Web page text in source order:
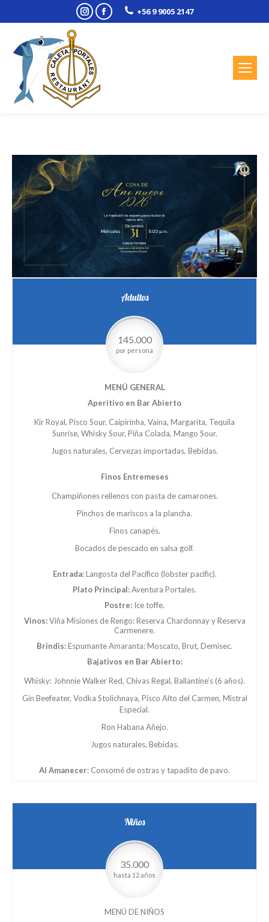
InstagramFacebook+56 9 9005 2147
Adultos
145.000
por persona
MENÚ GENERAL
Aperitivo en Bar Abierto
Kir Royal, Pisco Sour, Caipirinha, Vaina, Margarita, Tequila
Sunrise, Whisky Sour, Piña Colada, Mango Sour.
Jugos naturales, Cervezas importadas, Bebidas.
Finos Entremeses
Champiñones rellenos con pasta de camarones.
Pinchos de mariscos a la plancha.
Finos canapés.
Bocados de pescado en salsa golf.
Entrada:Langosta del Pacífico (lobster pacific).
Plato Principal:Aventura Portales.
Postre: Ice toffe.
Vinos:Viña Misiones de Rengo: Reserva Chardonnay y Reserva
Carmenere.
Brindis:Espumante Amaranta: Moscato, Brut, Demisec.
Bajativos en Bar Abierto:
Whisky: Johnnie Walker Red, Chivas Regal, Ballantine’s (6 años).
Gin Beefeater, Vodka Stolichnaya, Pisco Alto del Carmen, Mistral
Especial.
Ron Habana Añejo.
Jugos naturales, Bebidas.
Al Amanecer: Consomé de ostras y tapadito de pavo.
Niños
35.000
hasta 12 años
MENÚ DE NIÑOS